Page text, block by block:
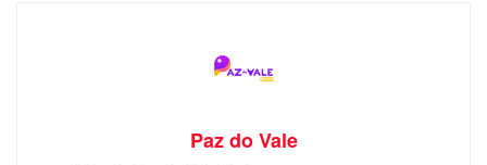
Paz do Vale